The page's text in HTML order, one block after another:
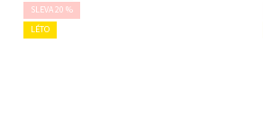
SLEVA 20 %
LÉTO